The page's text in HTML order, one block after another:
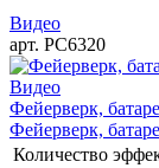
Видео
арт. РС6320
Видео
Фейерверк,
Фейерверк,
Количество